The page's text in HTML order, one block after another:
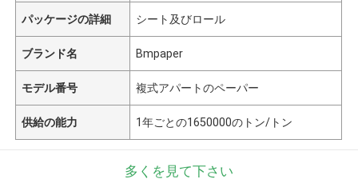
パッケージの詳細 シート及びロール
ブランド名 Bmpaper
モデル番号 複式アパートのペーパー
供給の能力 1年ごとの1650000のトン/トン
多くを見て下さい